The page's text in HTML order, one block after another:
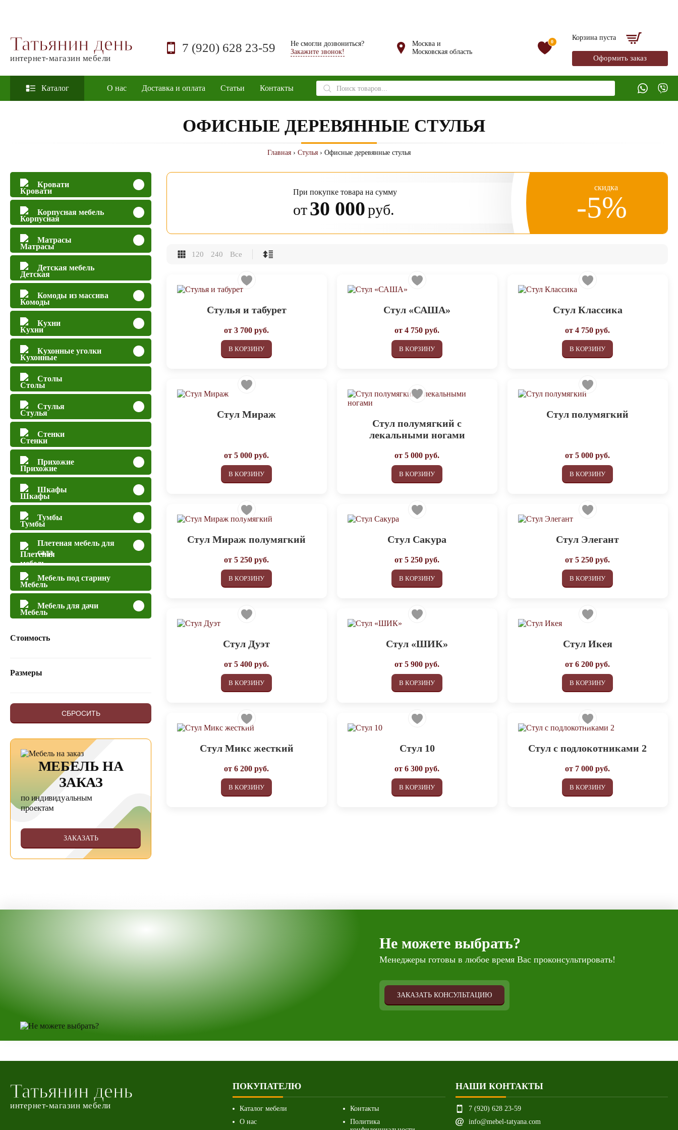
Татьянин день
интернет-магазин мебели
7 (920) 628 23-59
Не смогли дозвониться?
Закажите звонок!
Москва и
Московская область
0
Корзина пуста
Оформить заказ
Каталог О нас Доставка и оплата Статьи Контакты
Поиск
товаров
ОФИСНЫЕ ДЕРЕВЯННЫЕ СТУЛЬЯ
Главная › Стулья › Офисные деревянные стулья
Кровати
Корпусная мебель
Матрасы
Детская мебель
Комоды из массива
Кухни
Кухонные уголки
Столы
Стулья
Стенки
Прихожие
Шкафы
Тумбы
Плетеная мебель для
сада
Мебель под старину
Мебель для дачи
Стоимость
Размеры
СБРОСИТЬ
МЕБЕЛЬ НА
ЗАКАЗ
по индивидуальным
проектам
ЗАКАЗАТЬ
При покупке товара на сумму
от30 000руб.
скидка
-5%
120 240 Все
Стулья и табурет
от3 700 руб.
В КОРЗИНУ
Стул «САША»
от4 750 руб.
В КОРЗИНУ
Стул Классика
от4 750 руб.
В КОРЗИНУ
Стул Мираж
от5 000 руб.
В КОРЗИНУ
Стул полумягкий с
лекальными ногами
от5 000 руб.
В КОРЗИНУ
Стул полумягкий
от5 000 руб.
В КОРЗИНУ
Стул Мираж полумягкий
от5 250 руб.
В КОРЗИНУ
Стул Сакура
от5 250 руб.
В КОРЗИНУ
Стул Элегант
от5 250 руб.
В КОРЗИНУ
Стул Дуэт
от5 400 руб.
В КОРЗИНУ
Стул «ШИК»
от5 900 руб.
В КОРЗИНУ
Стул Икея
от6 200 руб.
В КОРЗИНУ
Стул Микс жесткий
от6 200 руб.
В КОРЗИНУ
Стул 10
от6 300 руб.
В КОРЗИНУ
Стул с подлокотниками 2
от 7 000 руб.
В КОРЗИНУ
Не можете выбрать?
Менеджеры готовы в любое время Вас проконсультировать!
ЗАКАЗАТЬ КОНСУЛЬТАЦИЮ
Татьянин день
интернет-магазин мебели
ПОКУПАТЕЛЮ
Каталог мебели
О нас
Контакты
Политика
НАШИ КОНТАКТЫ
7 (920) 628 23-59
info@mebel-tatyana.com